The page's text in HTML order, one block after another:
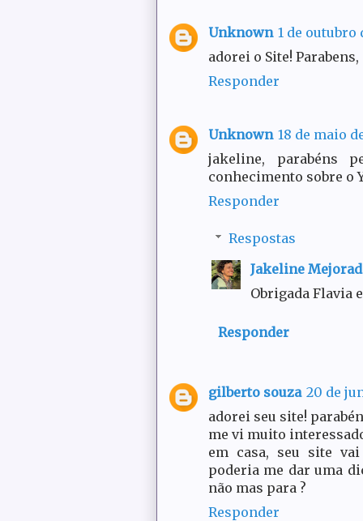
Unknown 1 de outubro
adorei o Site!
Responder
Unknown 18 de maio
jakeline, parabéns
conhecimento sobre o
Responder
Respostas
Jakeline
Obrigada Flavia
Responder
gilberto souza 20 de
adorei seu site!
me vi muito
em casa, seu site
poderia me dar uma
não mas para ?
Responder